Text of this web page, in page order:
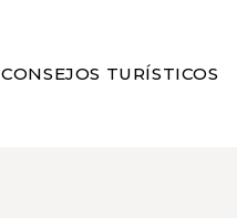
CONSEJOS TURÍSTICOS